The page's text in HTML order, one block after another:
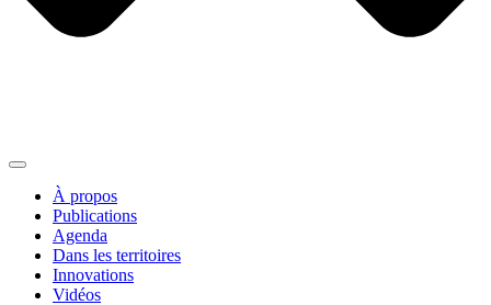
À propos
Publications
Agenda
Dans les territoires
Innovations
Vidéos